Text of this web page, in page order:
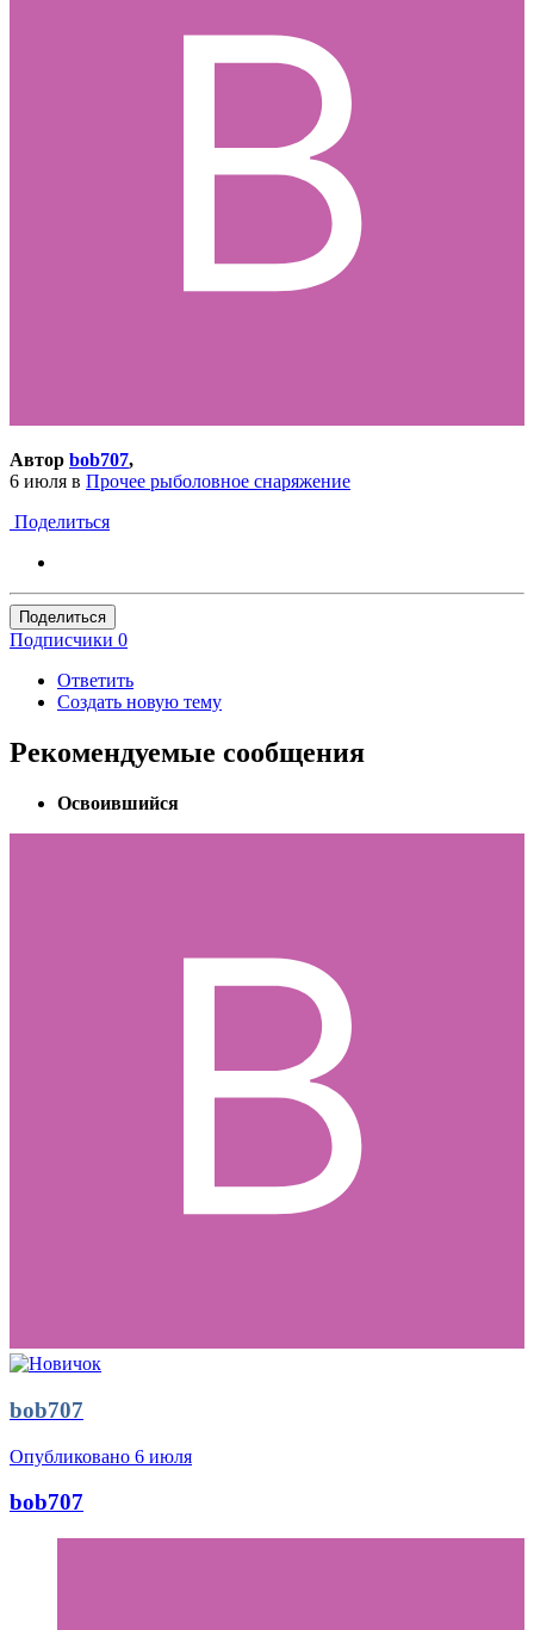
Автор bob707,
6 июля в Прочее рыболовное снаряжение
Поделиться
Поделиться
Подписчики 0
Ответить
Создать новую тему
Рекомендуемые сообщения
Освоившийся
bob707
Опубликовано 6 июля
bob707